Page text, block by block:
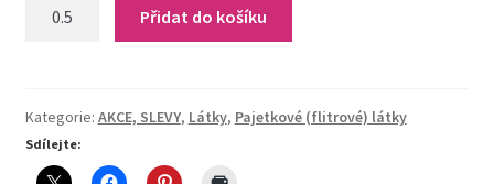
tylu-
pestré
do
Přidat do košíku
Kategorie: AKCE, SLEVY, Látky, Pajetkové (flitrové) látky
Sdílejte: